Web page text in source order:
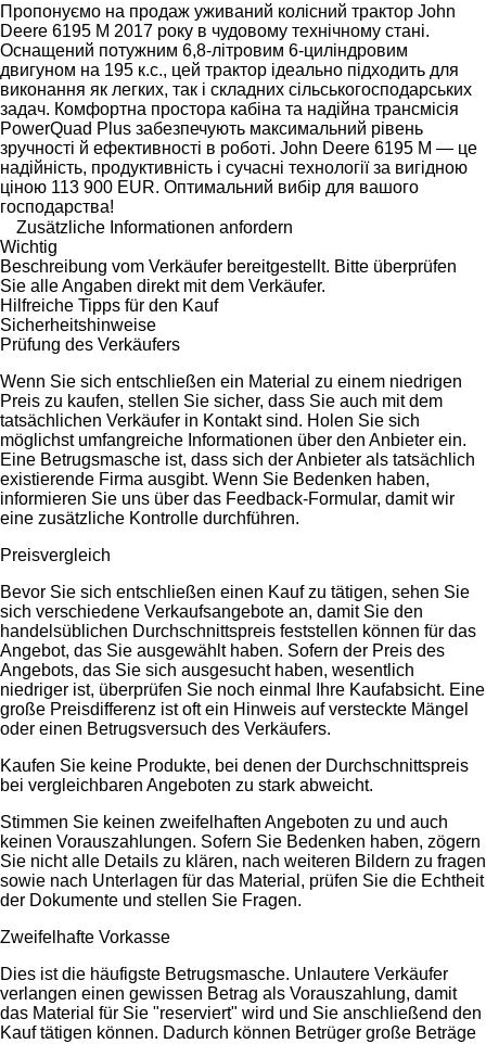
Пропонуємо на продаж уживаний колісний трактор John
Deere 6195 M 2017 року в чудовому технічному стані.
Оснащений потужним 6,8-літровим 6-циліндровим
двигуном на 195 к.с., цей трактор ідеально підходить для
виконання як легких, так і складних сільськогосподарських
задач. Комфортна простора кабіна та надійна трансмісія
PowerQuad Plus забезпечують максимальний рівень
зручності й ефективності в роботі. John Deere 6195 M — це
надійність, продуктивність і сучасні технології за вигідною
ціною 113 900 EUR. Оптимальний вибір для вашого
господарства!
Zusätzliche Informationen anfordern
Wichtig
Beschreibung vom Verkäufer bereitgestellt. Bitte überprüfen
Sie alle Angaben direkt mit dem Verkäufer.
Hilfreiche Tipps für den Kauf
Sicherheitshinweise
Prüfung des Verkäufers
Wenn Sie sich entschließen ein Material zu einem niedrigen
Preis zu kaufen, stellen Sie sicher, dass Sie auch mit dem
tatsächlichen Verkäufer in Kontakt sind. Holen Sie sich
möglichst umfangreiche Informationen über den Anbieter ein.
Eine Betrugsmasche ist, dass sich der Anbieter als tatsächlich
existierende Firma ausgibt. Wenn Sie Bedenken haben,
informieren Sie uns über das Feedback-Formular, damit wir
eine zusätzliche Kontrolle durchführen.
Preisvergleich
Bevor Sie sich entschließen einen Kauf zu tätigen, sehen Sie
sich verschiedene Verkaufsangebote an, damit Sie den
handelsüblichen Durchschnittspreis feststellen können für das
Angebot, das Sie ausgewählt haben. Sofern der Preis des
Angebots, das Sie sich ausgesucht haben, wesentlich
niedriger ist, überprüfen Sie noch einmal Ihre Kaufabsicht. Eine
große Preisdifferenz ist oft ein Hinweis auf versteckte Mängel
oder einen Betrugsversuch des Verkäufers.
Kaufen Sie keine Produkte, bei denen der Durchschnittspreis
bei vergleichbaren Angeboten zu stark abweicht.
Stimmen Sie keinen zweifelhaften Angeboten zu und auch
keinen Vorauszahlungen. Sofern Sie Bedenken haben, zögern
Sie nicht alle Details zu klären, nach weiteren Bildern zu fragen
sowie nach Unterlagen für das Material, prüfen Sie die Echtheit
der Dokumente und stellen Sie Fragen.
Zweifelhafte Vorkasse
Dies ist die häufigste Betrugsmasche. Unlautere Verkäufer
verlangen einen gewissen Betrag als Vorauszahlung, damit
das Material für Sie "reserviert" wird und Sie anschließend den
Kauf tätigen können. Dadurch können Betrüger große Beträge